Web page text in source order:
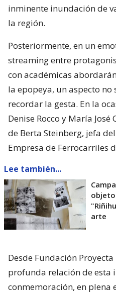
inminente inundación de
la región.
Posteriormente, en un
streaming entre
con académicas
la epopeya, un aspecto
recordar la gesta. En la
Denise Rocco y María
de Berta Steinberg, jefa
Empresa de Ferrocarriles
Lee también...
arte
Desde Fundación
profunda relación de esta
conmemoración, en plena